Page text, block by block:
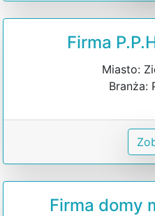
Firma
Miasto:
Branża:
Firma domy